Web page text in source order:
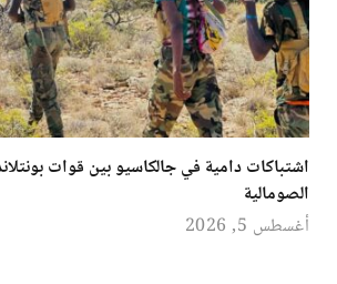
اشتباكات دامية في جالكاسيو بين قوات
الصومالية
أغسطس 5, 2026